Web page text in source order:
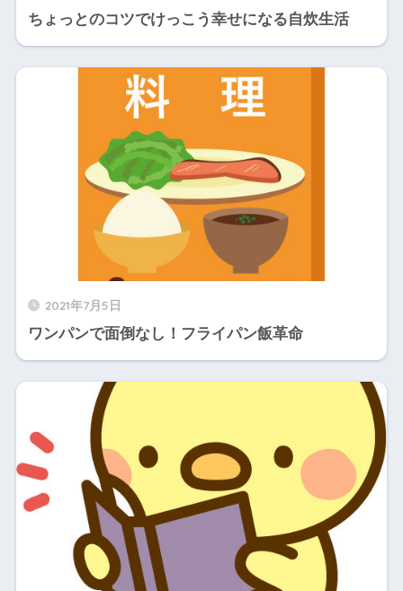
ちょっとのコツでけっこう幸せになる自炊生活
2021年7月5日
ワンパンで面倒なし！フライパン飯革命